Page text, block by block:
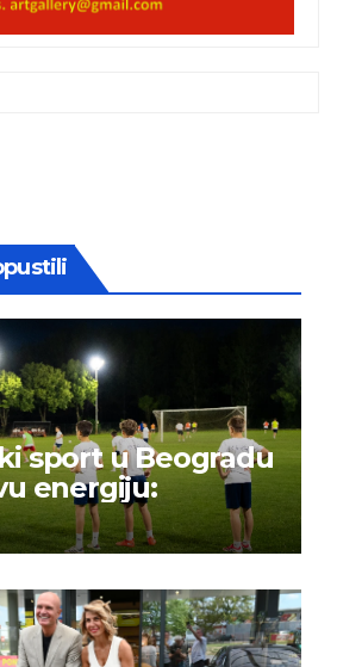
sport u Beogradu
energiju: